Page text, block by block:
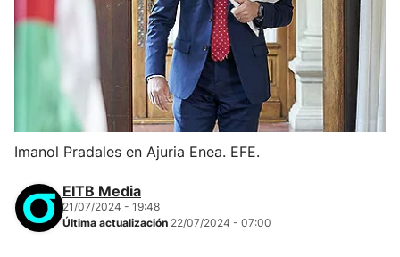
Imanol Pradales en Ajuria Enea. EFE.
EITB Media
21/07/2024 - 19:48
Última actualización 22/07/2024 - 07:00